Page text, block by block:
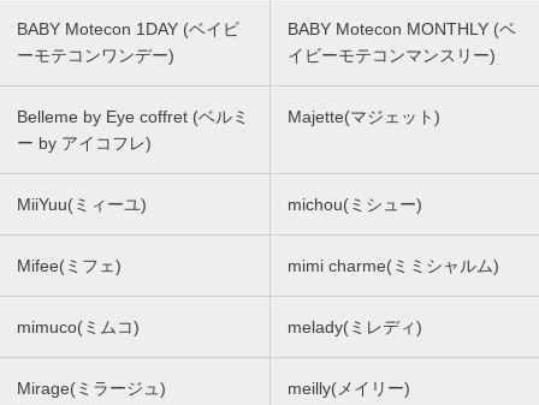
BABY Motecon 1DAY (ベイビ
ーモテコンワンデー)
BABY Motecon MONTHLY (ベ
イビーモテコンマンスリー)
Belleme by Eye coffret (ベルミ
ー by アイコフレ)
Majette(マジェット)
MiiYuu(ミィーユ) michou(ミシュー)
Mifee(ミフェ) mimi charme(ミミシャルム)
mimuco(ミムコ) melady(ミレディ)
Mirage(ミラージュ) meilly(メイリー)